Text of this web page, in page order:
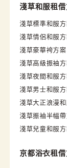
淺草和服租
淺草標準和服
淺草情侶和服
淺草豪華袴方案
淺草高級振袖方
淺草夜間和服方
淺草男士和服
淺草大正浪漫
淺草振袖半幅
淺草兒童和服
京都浴衣租